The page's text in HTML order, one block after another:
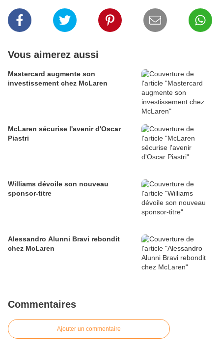
Vous aimerez aussi
Mastercard augmente son
investissement chez McLaren
McLaren sécurise l'avenir d'Oscar
Piastri
Williams dévoile son nouveau
sponsor-titre
Alessandro Alunni Bravi rebondit
chez McLaren
Commentaires
Ajouter un commentaire